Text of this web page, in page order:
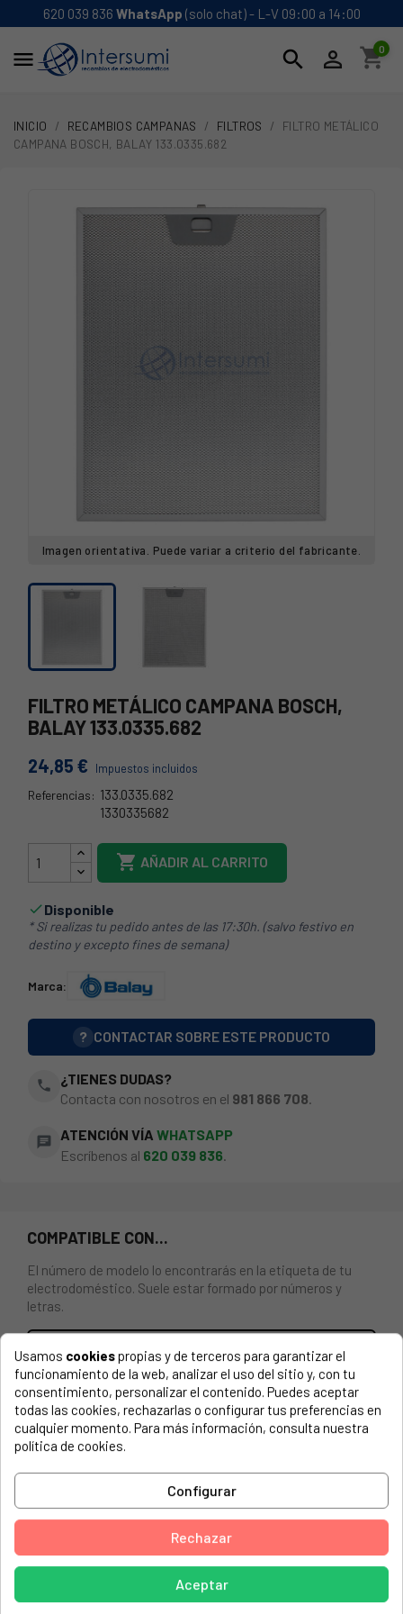
620 039 836 WhatsApp (solo chat) - L-V 09:00 a 14:00
 search  shopping_cart
0
INICIO RECAMBIOS CAMPANAS FILTROS
FILTRO METÁLICO
CAMPANA BOSCH, BALAY 133.0335.682
Imagen orientativa. Puede variar a criterio del fabricante.
FILTRO METÁLICO CAMPANA BOSCH,
BALAY 133.0335.682
24,85 € Impuestos incluidos
Referencias: 133.0335.682
1330335682
 AÑADIR AL CARRITO
Disponible
* Si realizas tu pedido antes de las 17:30h. (salvo festivo en
destino y excepto fines de semana)
Marca:
? CONTACTAR SOBRE ESTE PRODUCTO
phone
¿TIENES DUDAS?
Contacta con nosotros en el 981 866 708.
chat ATENCIÓN VÍA WHATSAPP
Escríbenos al 620 039 836
COMPATIBLE CON...
El número de modelo lo encontrarás en la etiqueta de tu
electrodoméstico. Suele estar formado por números y
letras.
FILTRO METÁLICO PARA CAMPANA BOSCH, BALAY.
Medidas 350 X 280 X 8 milímetros.
BALAY, 3BH262MX/01
BALAY, 3BH262MX/02
BALAY, 3BH262MXX/01
Usamos cookiespropias y de terceros para garantizar el
funcionamiento de la web, analizar el uso del sitio y, con tu
consentimiento, personalizar el contenido. Puedes aceptar
todas las cookies, rechazarlas o configurar tus preferencias en
cualquier momento. Para más información, consulta nuestra
política de cookies.
Configurar
Rechazar
Aceptar